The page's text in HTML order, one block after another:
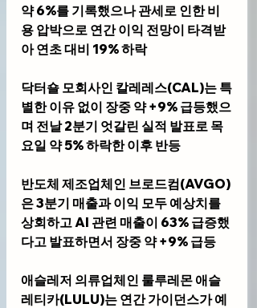
약 6%를 기록했으나 관세로 인한 비
용 압박으로 연간 이익 전망이 타격받
아 연초 대비 19% 하락
닥터숄 모회사인 칼레레스(CAL)는 특
별한 이유 없이 장중 약 +9% 급등했으
며 전날 2분기 엇갈린 실적 발표로 목
요일 약 5% 하락한 이후 반등
반도체 제조업체인 브로드컴(AVGO)
은 3분기 매출과 이익 모두 예상치를
상회하고 AI 관련 매출이 63% 급증했
다고 발표하면서 장중 약 +9% 급등
애슬레저 의류업체인 룰루레몬 애슬
레티카(LULU)는 연간 가이던스가 예